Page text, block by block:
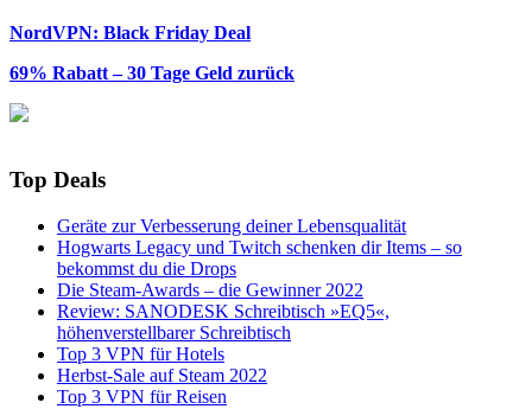
NordVPN: Black Friday Deal
69% Rabatt – 30 Tage Geld zurück
Top Deals
Geräte zur Verbesserung deiner Lebensqualität
Hogwarts Legacy und Twitch schenken dir Items – so
bekommst du die Drops
Die Steam-Awards – die Gewinner 2022
Review: SANODESK Schreibtisch »EQ5«,
höhenverstellbarer Schreibtisch
Top 3 VPN für Hotels
Herbst-Sale auf Steam 2022
Top 3 VPN für Reisen